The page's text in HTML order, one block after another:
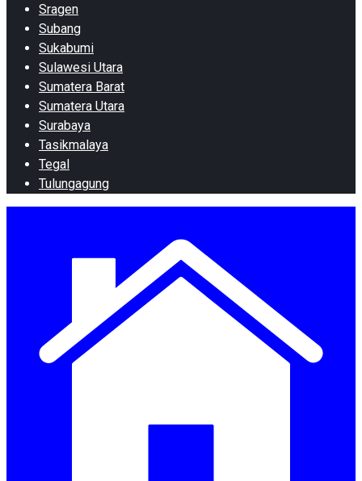
Sragen
Subang
Sukabumi
Sulawesi Utara
Sumatera Barat
Sumatera Utara
Surabaya
Tasikmalaya
Tegal
Tulungagung